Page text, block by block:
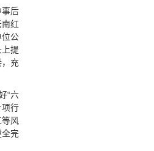
后
红
公
上提
充
“六
行
风
全完